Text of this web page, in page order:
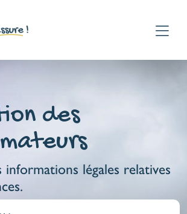
des
informations légales relatives